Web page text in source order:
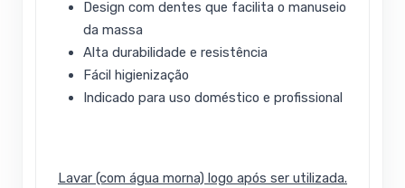
Design com dentes que facilita o manuseio
da massa
Alta durabilidade e resistência
Fácil higienização
Indicado para uso doméstico e profissional
Lavar (com água morna) logo após ser utilizada.